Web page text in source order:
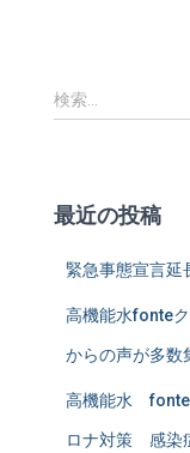
検
索
検索…
最近の投稿
緊急事態宣言延
高機能水fonte
からの声が多数
高機能水 fonte
ロナ対策 感染